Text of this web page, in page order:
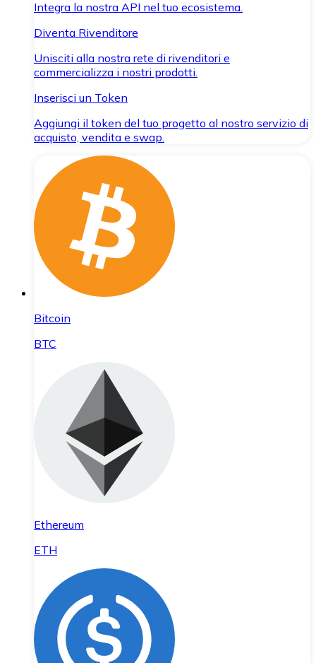
Integra la nostra API nel tuo ecosistema.
Diventa Rivenditore
Unisciti alla nostra rete di rivenditori e
commercializza i nostri prodotti.
Inserisci un Token
Aggiungi il token del tuo progetto al nostro servizio di
acquisto, vendita e swap.
Bitcoin
BTC
Ethereum
ETH